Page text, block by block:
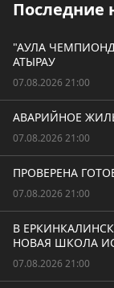
Последние
"АУЛА
АТЫРАУ
07.08.2026 21:00
АВАРИЙНОЕ
07.08.2026 21:00
ПРОВЕРЕНА
07.08.2026 21:00
В
НОВАЯ ШКОЛА
07.08.2026 21:00